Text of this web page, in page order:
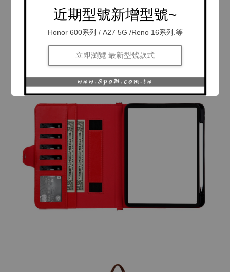
近期型號新增型號~
Honor 600系列 / A27 5G /Reno 16系列.等
立即瀏覽 最新型號款式